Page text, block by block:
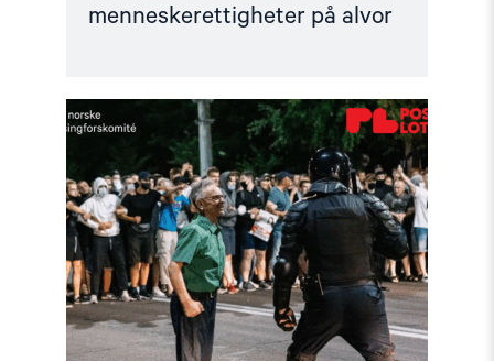
menneskerettigheter på alvor
Read
article
"Helsingforskomiteen
en
del
av
Postkodelotteriet"